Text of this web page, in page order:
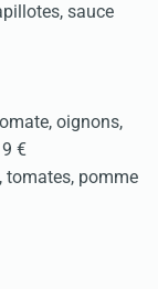
sauce
oignons,
€
tomates, pomme